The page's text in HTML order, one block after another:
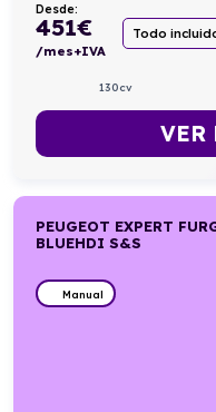
Desde:
451€
/mes+IVA
Todo
130cv
VER
PEUGEOT EXPERT
BLUEHDI S&S
Manual